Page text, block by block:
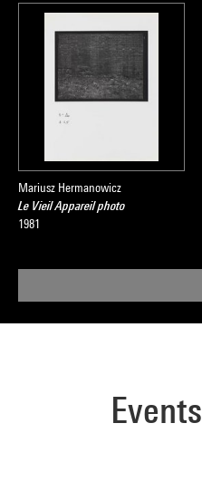
Mariusz Hermanowicz
Le Vieil Appareil photo
1981
Events